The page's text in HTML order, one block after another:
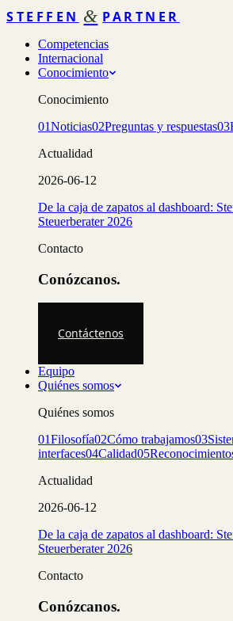
STEFFEN & PARTNER
Competencias
Internacional
Conocimiento
Conocimiento
01Noticias02Preguntas y respuestas03
Actualidad
2026-06-12
De la caja de zapatos al dashboard:
Steuerberater 2026
Contacto
Conózcanos.
Contáctenos
Equipo
Quiénes somos
Quiénes somos
01Filosofía02Cómo trabajamos03
interfaces04Calidad05
Actualidad
2026-06-12
De la caja de zapatos al dashboard:
Steuerberater 2026
Contacto
Conózcanos.